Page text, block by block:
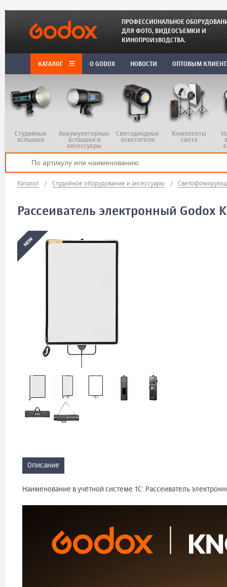
ПРОФЕССИОНАЛЬНОЕ
ДЛЯ ФОТО, ВИДЕОСЪЕМКИ И
КИНОПРОИЗВОДСТВА.
КАТАЛОГ O GODOX НОВОСТИ ОПТОВЫМ
Студийные
вспышки
Аккумуляторные
вспышки и
аксессуары
Светодиодные
осветители
Комплекты
света
Каталог / Студийное оборудование и аксессуары /
Рассеиватель электронный Godox
Описание
Наименование в учётной системе 1С: Рассеиватель